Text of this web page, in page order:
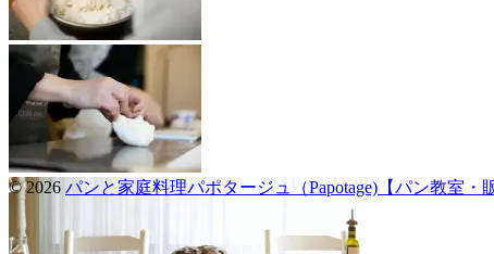
© 2026 パンと家庭料理パポタージュ（Papotage)【パン教室・